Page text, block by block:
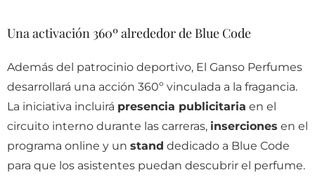
Una activación 360º alrededor de Blue Code
Además del patrocinio deportivo, El Ganso Perfumes
desarrollará una acción 360º vinculada a la fragancia.
La iniciativa incluirá presencia publicitaria en el
circuito interno durante las carreras, inserciones en el
programa online y un stand dedicado a Blue Code
para que los asistentes puedan descubrir el perfume.